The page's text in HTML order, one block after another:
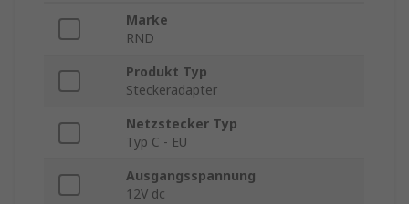
Marke
RND
Produkt Typ
Steckeradapter
Netzstecker Typ
Typ C - EU
Ausgangsspannung
12V dc